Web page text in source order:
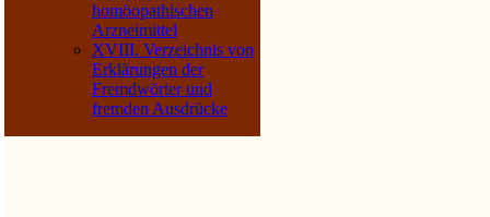
homöopathischen
Arzneimittel
XVIII. Verzeichnis von
Erklärungen der
Fremdwörter und
fremden Ausdrücke